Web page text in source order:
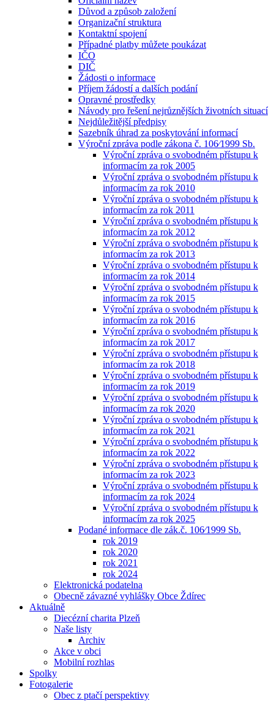
Důvod a způsob založení
Organizační struktura
Kontaktní spojení
Případné platby můžete poukázat
IČO
DIČ
Žádosti o informace
Příjem žádostí a dalších podání
Opravné prostředky
Návody pro řešení nejrůznějších životních situací
Nejdůležitější předpisy
Sazebník úhrad za poskytování informací
Výroční zpráva podle zákona č. 106⁄1999 Sb.
Výroční zpráva o svobodném přístupu k
informacím za rok 2005
Výroční zpráva o svobodném přístupu k
informacím za rok 2010
Výroční zpráva o svobodném přístupu k
informacím za rok 2011
Výroční zpráva o svobodném přístupu k
informacím za rok 2012
Výroční zpráva o svobodném přístupu k
informacím za rok 2013
Výroční zpráva o svobodném přístupu k
informacím za rok 2014
Výroční zpráva o svobodném přístupu k
informacím za rok 2015
Výroční zpráva o svobodném přístupu k
informacím za rok 2016
Výroční zpráva o svobodném přístupu k
informacím za rok 2017
Výroční zpráva o svobodném přístupu k
informacím za rok 2018
Výroční zpráva o svobodném přístupu k
informacím za rok 2019
Výroční zpráva o svobodném přístupu k
informacím za rok 2020
Výroční zpráva o svobodném přístupu k
informacím za rok 2021
Výroční zpráva o svobodném přístupu k
informacím za rok 2022
Výroční zpráva o svobodném přístupu k
informacím za rok 2023
Výroční zpráva o svobodném přístupu k
informacím za rok 2024
Výroční zpráva o svobodném přístupu k
informacím za rok 2025
Podané informace dle zák.č. 106⁄1999 Sb.
rok 2019
rok 2020
rok 2021
rok 2024
Elektronická podatelna
Obecně závazné vyhlášky Obce Ždírec
Aktuálně
Diecézní charita Plzeň
Naše listy
Archiv
Akce v obci
Mobilní rozhlas
Spolky
Fotogalerie
Obec z ptačí perspektivy